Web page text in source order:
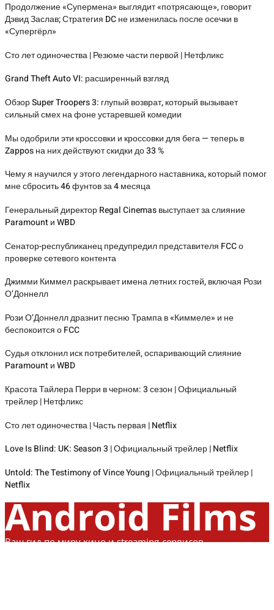
Продолжение «Супермена» выглядит «потрясающе», говорит
Дэвид Заслав; Стратегия DC не изменилась после осечки в
«Супергёрл»
Сто лет одиночества | Резюме части первой | Нетфликс
Grand Theft Auto VI: расширенный взгляд
Обзор Super Troopers 3: глупый возврат, который вызывает
сильный смех на фоне устаревшей комедии
Мы одобрили эти кроссовки и кроссовки для бега — теперь в
Zappos на них действуют скидки до 33 %
Чему я научился у этого легендарного наставника, который помог
мне сбросить 46 фунтов за 4 месяца
Генеральный директор Regal Cinemas выступает за слияние
Paramount и WBD
Сенатор-республиканец предупредил представителя FCC о
проверке сетевого контента
Джимми Киммел раскрывает имена летних гостей, включая Рози
О’Доннелл
Рози О’Доннелл дразнит песню Трампа в «Киммеле» и не
беспокоится о FCC
Судья отклонил иск потребителей, оспаривающий слияние
Paramount и WBD
Красота Тайлера Перри в черном: 3 сезон | Официальный
трейлер | Нетфликс
Сто лет одиночества | Часть первая | Netflix
Love Is Blind: UK: Season 3 | Официальный трейлер | Netflix
Untold: The Testimony of Vince Young | Официальный трейлер |
Netflix
Android Films
Ваш гид по миру кино и streaming-сервисов